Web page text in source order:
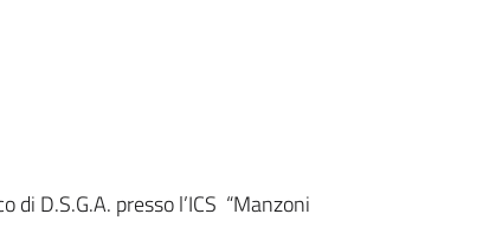
D.S.G.A. presso l’ICS “Manzoni